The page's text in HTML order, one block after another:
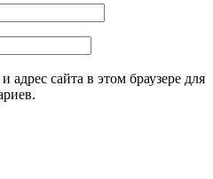
адрес сайта в этом браузере для